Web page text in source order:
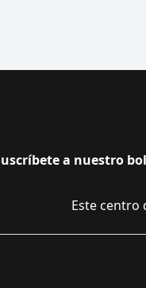
a nuestro
Este centro